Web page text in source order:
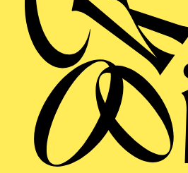
Philharmonie
"Hör mal,
TICKETS